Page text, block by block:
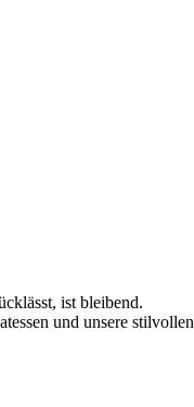
ist bleibend.
und unsere stilvollen